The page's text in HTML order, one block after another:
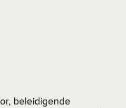
beleidigende